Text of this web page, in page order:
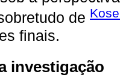
de
finais.
investigação